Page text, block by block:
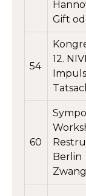
Gift
54
12.
60
Berlin